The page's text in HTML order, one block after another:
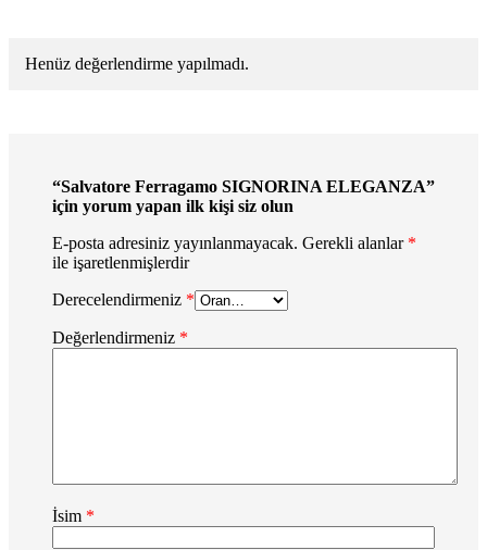
Henüz değerlendirme yapılmadı.
“Salvatore Ferragamo SIGNORINA ELEGANZA”
için yorum yapan ilk kişi siz olun
E-posta adresiniz yayınlanmayacak. Gerekli alanlar *
ile işaretlenmişlerdir
Derecelendirmeniz *
Değerlendirmeniz *
İsim *